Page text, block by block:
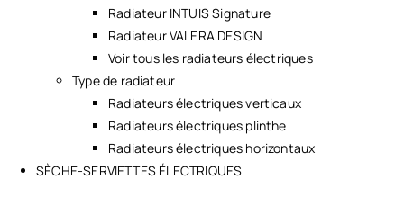
Radiateur INTUIS Signature
Radiateur VALERA DESIGN
Voir tous les radiateurs électriques
Type de radiateur
Radiateurs électriques verticaux
Radiateurs électriques plinthe
Radiateurs électriques horizontaux
SÈCHE-SERVIETTES ÉLECTRIQUES